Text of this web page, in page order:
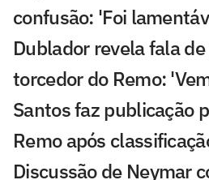
confusão: 'Foi
Dublador revela fala
torcedor do Remo:
Santos faz publicação
Remo após
Discussão de Neymar